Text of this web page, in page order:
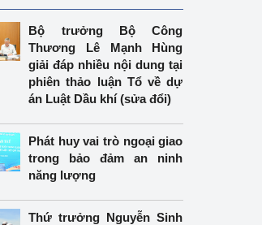
Bộ trưởng Bộ Công
Thương Lê Mạnh Hùng
giải đáp nhiều nội dung tại
phiên thảo luận Tổ về dự
án Luật Dầu khí (sửa đổi)
Phát huy vai trò ngoại giao
trong bảo đảm an ninh
năng lượng
Thứ trưởng Nguyễn Sinh